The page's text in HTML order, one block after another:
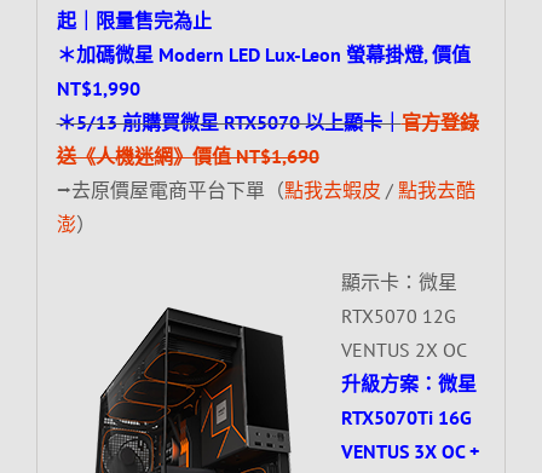
起｜限量售完為止
＊加碼微星 Modern LED Lux-Leon 螢幕掛燈, 價值
NT$1,990
＊5/13 前購買微星 RTX5070 以上顯卡｜官方登錄
送《人機迷網》價值 NT$1,690
⭢去原價屋電商平台下單（點我去蝦皮 / 點我去酷
澎）
顯示卡：微星
RTX5070 12G
VENTUS 2X OC
升級方案：微星
RTX5070Ti 16G
VENTUS 3X OC +